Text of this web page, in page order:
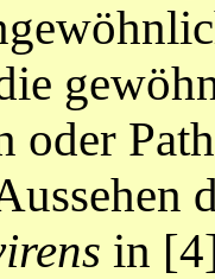
oder
in